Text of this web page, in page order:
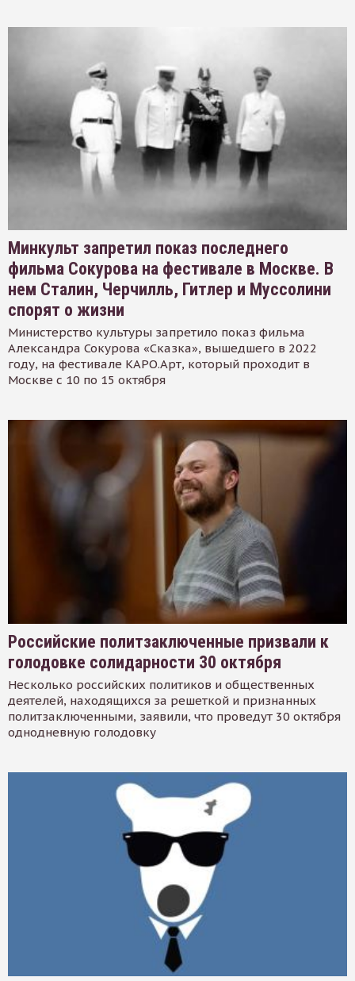
Минкульт запретил показ последнего
фильма Сокурова на фестивале в Москве. В
нем Сталин, Черчилль, Гитлер и Муссолини
спорят о жизни
Министерство культуры запретило показ фильма
Александра Сокурова «Сказка», вышедшего в 2022
году, на фестивале КАРО.Арт, который проходит в
Москве с 10 по 15 октября
Российские политзаключенные призвали к
голодовке солидарности 30 октября
Несколько российских политиков и общественных
деятелей, находящихся за решеткой и признанных
политзаключенными, заявили, что проведут 30 октября
однодневную голодовку